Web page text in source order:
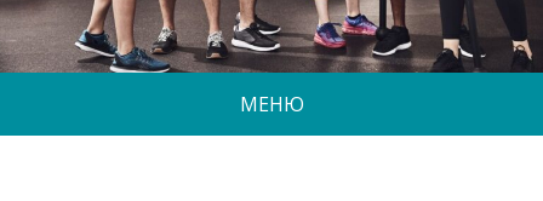
МЕНЮ